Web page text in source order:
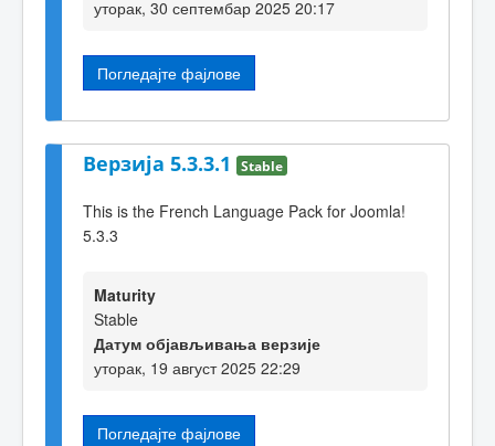
уторак, 30 септембар 2025 20:17
Погледајте фајлове
Верзија 5.3.3.1 Stable
This is the French Language Pack for Joomla!
5.3.3
Maturity
Stable
Датум објављивања верзије
уторак, 19 август 2025 22:29
Погледајте фајлове